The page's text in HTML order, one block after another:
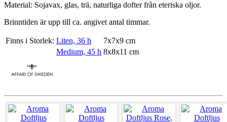
Material: Sojavax, glas, trä, naturliga dofter från eteriska oljor.
Brinntiden är upp till ca. angivet antal timmar.
Finns i Storlek: Liten, 36 h
7x7x9 cm
Medium, 45 h 8x8x11 cm